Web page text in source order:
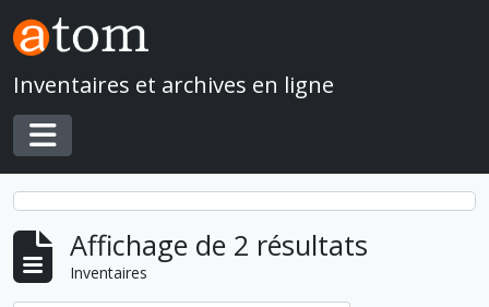
Skip to main content
Inventaires et archives en ligne
Toggle navigation
Affichage de 2 résultats
Inventaires